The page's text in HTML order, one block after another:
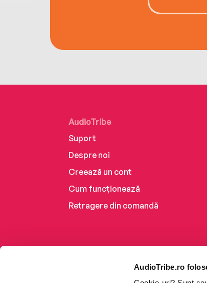
AudioTribe.ro
AudioTribe
Suport
Despre noi
Creează un cont
Cum funcționează
Retragere din comandă